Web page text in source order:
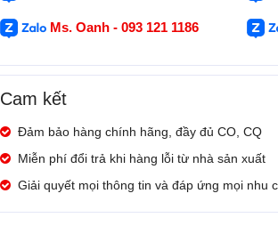
Ms. Oanh - 093 121 1186
Cam kết
Đảm bảo hàng chính hãng, đầy đủ CO, CQ
Miễn phí đổi trả khi hàng lỗi từ nhà sản xuất
Giải quyết mọi thông tin và đáp ứng mọi nhu